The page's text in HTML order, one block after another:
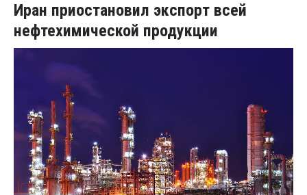
Иран приостановил экспорт всей
нефтехимической продукции